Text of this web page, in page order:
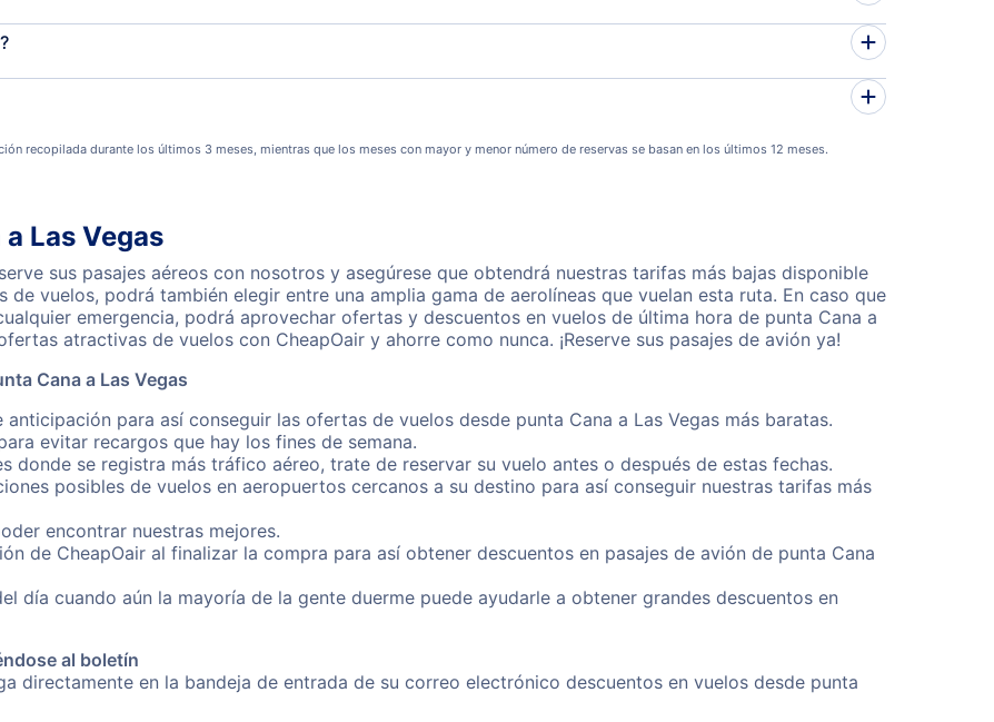
recopilada durante los últimos 3 meses, mientras que los meses con mayor y menor número de reservas se basan en los últimos 12 meses.
Las Vegas
sus pasajes aéreos con nosotros y asegúrese que obtendrá nuestras tarifas más bajas disponible
de vuelos, podrá también elegir entre una amplia gama de aerolíneas que vuelan esta ruta. En caso que
emergencia, podrá aprovechar ofertas y descuentos en vuelos de última hora de punta Cana a
atractivas de vuelos con CheapOair y ahorre como nunca. ¡Reserve sus pasajes de avión ya!
Cana a Las Vegas
anticipación para así conseguir las ofertas de vuelos desde punta Cana a Las Vegas más baratas.
evitar recargos que hay los fines de semana.
donde se registra más tráfico aéreo, trate de reservar su vuelo antes o después de estas fechas.
posibles de vuelos en aeropuertos cercanos a su destino para así conseguir nuestras tarifas más
encontrar nuestras mejores.
de CheapOair al finalizar la compra para así obtener descuentos en pasajes de avión de punta Cana
día cuando aún la mayoría de la gente duerme puede ayudarle a obtener grandes descuentos en
al boletín
directamente en la bandeja de entrada de su correo electrónico descuentos en vuelos desde punta